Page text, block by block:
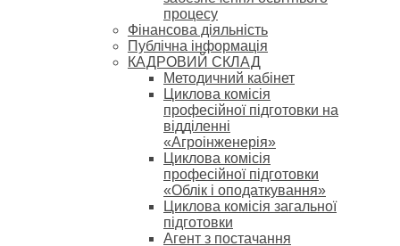
процесу
Фінансова діяльність
Публічна інформація
КАДРОВИЙ СКЛАД
Методичний кабінет
Циклова комісія
професійної підготовки на
відділенні
«Агроінженерія»
Циклова комісія
професійної підготовки
«Облік і оподаткування»
Циклова комісія загальної
підготовки
Агент з постачання